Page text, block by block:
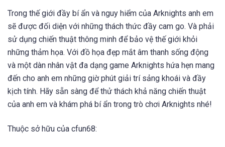
Trong thế giới đầy bí ẩn và nguy hiểm của Arknights anh em
sẽ được đối diện với những thách thức đầy cam go. Và phải
sử dụng chiến thuật thông minh để bảo vệ thế giới khỏi
những thảm họa. Với đồ họa đẹp mắt âm thanh sống động
và một dàn nhân vật đa dạng game Arknights hứa hẹn mang
đến cho anh em những giờ phút giải trí sảng khoái và đầy
kịch tính. Hãy sẵn sàng để thử thách khả năng chiến thuật
của anh em và khám phá bí ẩn trong trò chơi Arknights nhé!
Thuộc sở hữu của cfun68: